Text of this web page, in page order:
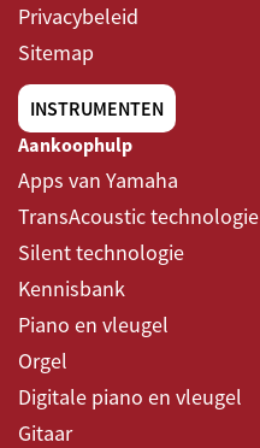
Privacybeleid
Sitemap
INSTRUMENTEN
Aankoophulp
Apps van Yamaha
TransAcoustic technologie
Silent technologie
Kennisbank
Piano en vleugel
Orgel
Digitale piano en vleugel
Gitaar